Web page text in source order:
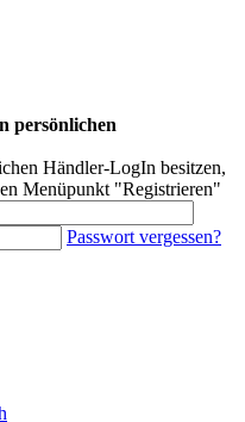
persönlichen
Händler-LogIn besitzen,
Menüpunkt "Registrieren"
Passwort vergessen?